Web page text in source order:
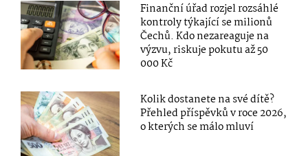
Finanční úřad rozjel rozsáhlé
kontroly týkající se milionů
Čechů. Kdo nezareaguje na
výzvu, riskuje pokutu až 50
000 Kč
Kolik dostanete na své dítě?
Přehled příspěvků v roce 2026,
o kterých se málo mluví